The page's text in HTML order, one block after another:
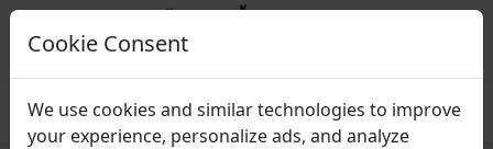
Prospre: ผู้วางแผนมื้ออาหาร
แผนอาหารตามมาโคร
Cookie Consent
We use cookies and similar technologies to improve
your experience, personalize ads, and analyze